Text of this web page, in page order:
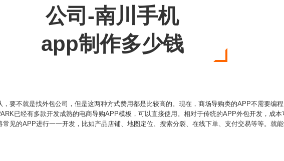
公司-南川手机
app制作多少钱
要不就是找外包公司，但是这两种方式费用都是比较高的。现在，商场导购类的APP不需要编
已经有多款开发成熟的电商导购APP模板，可以直接使用。相对于传统的APP外包开发，成本
见的APP进行一一开发，比如产品店铺、地图定位、搜索分裂、在线下单、支付交易等等。就